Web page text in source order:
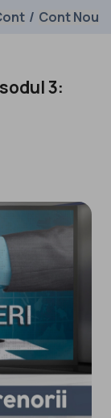
/ Cont Nou
3: